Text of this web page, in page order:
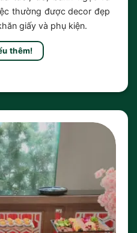
thường được decor đẹp
giấy và phụ kiện.
thêm!